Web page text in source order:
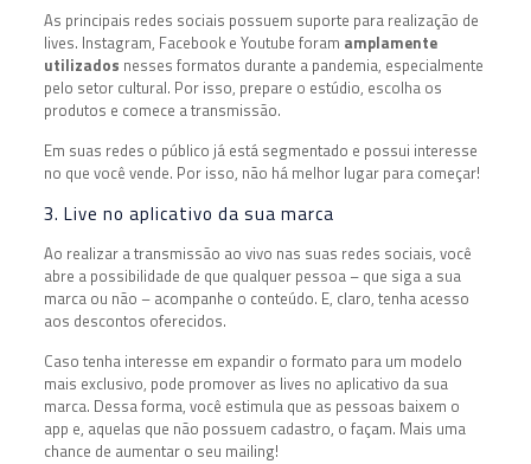
As principais redes sociais possuem suporte para realização de
lives. Instagram, Facebook e Youtube foram amplamente
utilizados nesses formatos durante a pandemia, especialmente
pelo setor cultural. Por isso, prepare o estúdio, escolha os
produtos e comece a transmissão.
Em suas redes o público já está segmentado e possui interesse
no que você vende. Por isso, não há melhor lugar para começar!
3. Live no aplicativo da sua marca
Ao realizar a transmissão ao vivo nas suas redes sociais, você
abre a possibilidade de que qualquer pessoa – que siga a sua
marca ou não – acompanhe o conteúdo. E, claro, tenha acesso
aos descontos oferecidos.
Caso tenha interesse em expandir o formato para um modelo
mais exclusivo, pode promover as lives no aplicativo da sua
marca. Dessa forma, você estimula que as pessoas baixem o
app e, aquelas que não possuem cadastro, o façam. Mais uma
chance de aumentar o seu mailing!